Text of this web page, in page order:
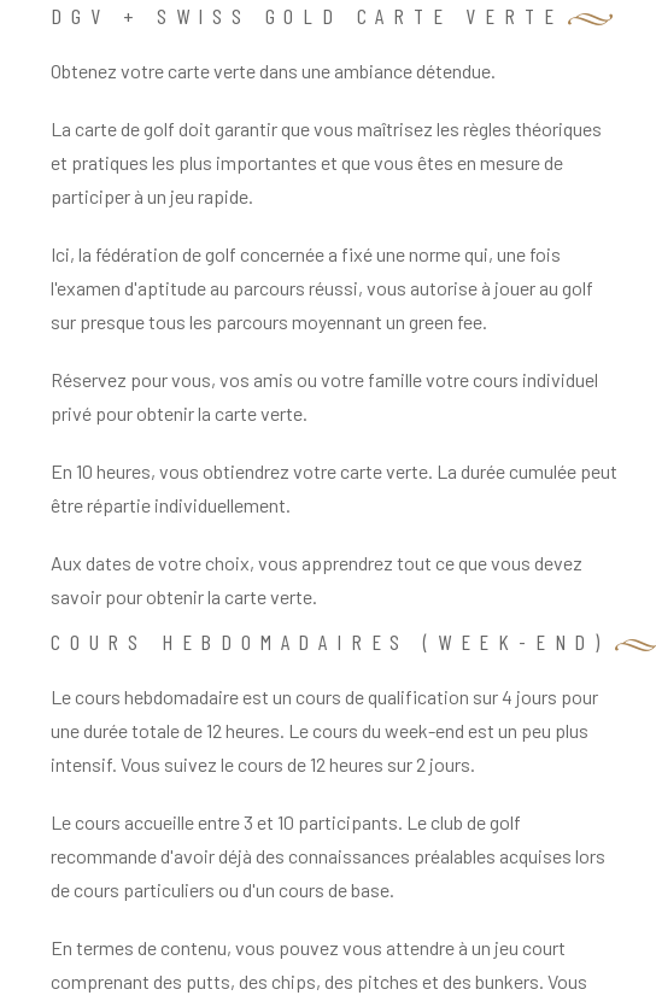
DGV + SWISS GOLD CARTE VERTE
Obtenez votre carte verte dans une ambiance détendue.
La carte de golf doit garantir que vous maîtrisez les règles théoriques
et pratiques les plus importantes et que vous êtes en mesure de
participer à un jeu rapide.
Ici, la fédération de golf concernée a fixé une norme qui, une fois
l'examen d'aptitude au parcours réussi, vous autorise à jouer au golf
sur presque tous les parcours moyennant un green fee.
Réservez pour vous, vos amis ou votre famille votre cours individuel
privé pour obtenir la carte verte.
En 10 heures, vous obtiendrez votre carte verte. La durée cumulée peut
être répartie individuellement.
Aux dates de votre choix, vous apprendrez tout ce que vous devez
savoir pour obtenir la carte verte.
COURS HEBDOMADAIRES (WEEK-END)
Le cours hebdomadaire est un cours de qualification sur 4 jours pour
une durée totale de 12 heures. Le cours du week-end est un peu plus
intensif. Vous suivez le cours de 12 heures sur 2 jours.
Le cours accueille entre 3 et 10 participants. Le club de golf
recommande d'avoir déjà des connaissances préalables acquises lors
de cours particuliers ou d'un cours de base.
En termes de contenu, vous pouvez vous attendre à un jeu court
comprenant des putts, des chips, des pitches et des bunkers. Vous